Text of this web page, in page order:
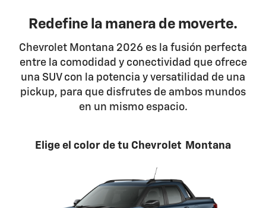
Redefine la manera de moverte.
Chevrolet Montana 2026 es la fusión perfecta
entre la comodidad y conectividad que ofrece
una SUV con la potencia y versatilidad de una
pickup, para que disfrutes de ambos mundos
en un mismo espacio.
Elige el color de tu Chevrolet Montana